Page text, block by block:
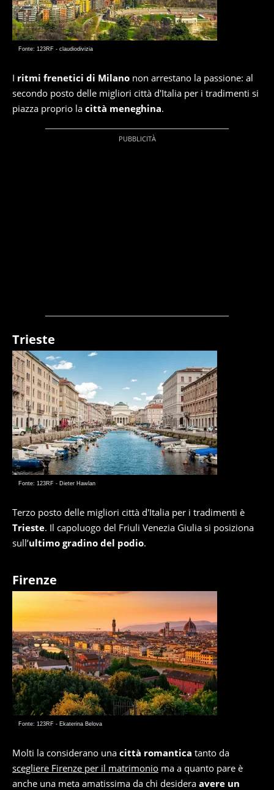
Fonte: 123RF - claudiodivizia
I ritmi frenetici di Milano non arrestano la passione: al
secondo posto delle migliori città d'Italia per i tradimenti si
piazza proprio la città meneghina.
Trieste
Fonte: 123RF - Dieter Hawlan
Terzo posto delle migliori città d'Italia per i tradimenti è
Trieste. Il capoluogo del Friuli Venezia Giulia si posiziona
sull’ultimo gradino del podio.
Firenze
Fonte: 123RF - Ekaterina Belova
Molti la considerano una città romantica tanto da
scegliere Firenze per il matrimonio ma a quanto pare è
anche una meta amatissima da chi desidera avere un